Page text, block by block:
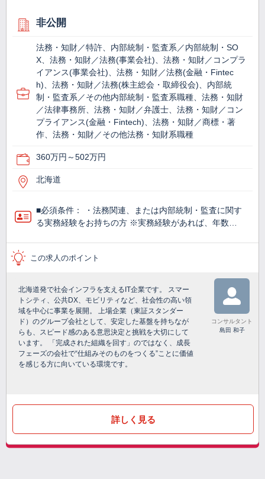
非公開
法務・知財／特許、内部統制・監査系／内部統制・SO
X、法務・知財／法務(事業会社)、法務・知財／コンプラ
イアンス(事業会社)、法務・知財／法務(金融・Fintec
h)、法務・知財／法務(株主総会・取締役会)、内部統
制・監査系／その他内部統制・監査系職種、法務・知財
／法律事務所、法務・知財／弁護士、法務・知財／コン
プライアンス(金融・Fintech)、法務・知財／商標・著
作、法務・知財／その他法務・知財系職種
360万円～502万円
北海道
■必須条件： ・法務関連、または内部統制・監査に関す
る実務経験をお持ちの方 ※実務経験があれば、年数…
この求人のポイント
北海道発で社会インフラを支えるIT企業です。 スマー
トシティ、公共DX、モビリティなど、社会性の高い領
域を中心に事業を展開。 上場企業（東証スタンダー
ド）のグループ会社として、安定した基盤を持ちなが
らも、スピード感のある意思決定と挑戦を大切にして
います。 「完成された組織を回す」のではなく、成長
フェーズの会社で“仕組みそのものをつくる”ことに価値
を感じる方に向いている環境です。
コンサルタント
島田 和子
詳しく見る